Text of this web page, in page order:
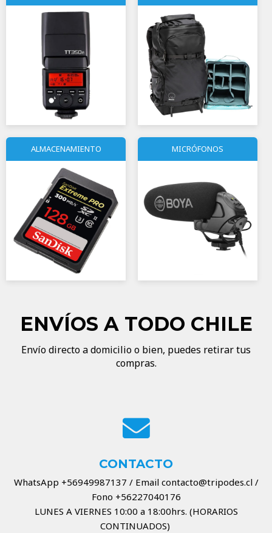
ALMACENAMIENTO MICRÓFONOS
ENVÍOS A TODO CHILE
Envío directo a domicilio o bien, puedes retirar tus
compras.
CONTACTO
WhatsApp +56949987137 / Email contacto@tripodes.cl /
Fono +56227040176
LUNES A VIERNES 10:00 a 18:00hrs. (HORARIOS
CONTINUADOS)